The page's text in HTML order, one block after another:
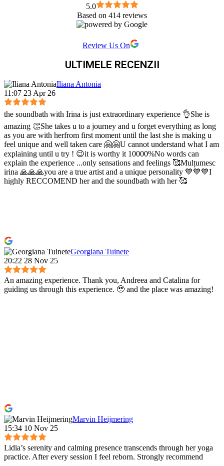
5.0
Based on 414 reviews
Review Us On
ULTIMELE RECENZII
Iliana Antonia
11:07 23 Apr 26
the soundbath with Irina is just extraordinary experience 👌She is
amazing 👏She takes u to a journey and u forget everything as long
as you are with herfrom first moment until the last she is making u
feel unique and well taken care 🤗🤗U cannot understand what I am
explaining until u try ! 😉it is worthy it 10000%No words can
explain the experience ...only sensations and feelings 🥰Mulțumesc
irina 🙏🙏🙏you are a true artist and a unique personality 💙💙💙I
highly RECCOMEND her and the soundbath with her 🥰
Georgiana Tuinete
20:22 28 Nov 25
An amazing experience. Thank you, Andreea and Catalina for
guiding us through this experience. 🥹 and the place was amazing!
Marvin Heijmering
15:34 10 Nov 25
Lidia’s serenity and calming presence transcends through her yoga
practice. After every session I feel reborn. Strongly recommend